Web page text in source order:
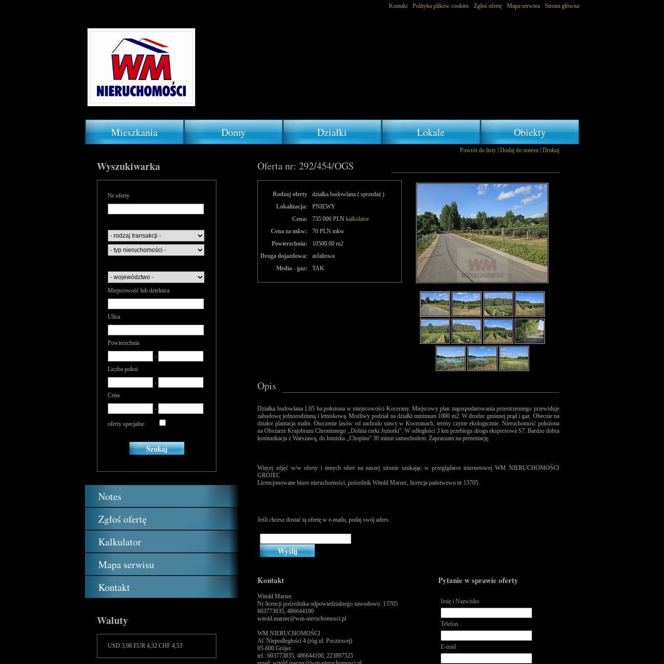
Strona główna
Mapa serwisu
Zgłoś ofertę
Polityka plików cookies
Kontakt
Mieszkania Domy Działki Lokale Obiekty
Wyszukiwarka
Nr oferty
Miejscowość lub dzielnica
Ulica
Powierzchnia
-
Liczba pokoi
-
Cena
-
oferty specjalne
Notes
Zgłoś ofertę
Kalkulator
Mapa serwisu
Kontakt
Waluty
USD 3,98 EUR 4,32 CHF 4,53
Drukuj
Dodaj do notesu
Powrót do listy
Oferta nr: 292/454/OGS
Rodzaj oferty
działka budowlana ( sprzedaż )
Lokalizacja:
PNIEWY
Cena:
735 000 PLN kalkulator
Cena za mkw:
70 PLN mkw
Powierzchnia:
10500.00 m2
Droga dojazdowa:
asfaltowa
Media - gaz:
TAK
Opis
Działka budowlana 1,05 ha położona w miejscowości Kocerany. Miejscowy plan zagospodarowania przestrzennego przewiduje
zabudowę jednorodzinną i letniskową. Możliwy podział na działki minimum 1000 m2. W drodze gminnej prąd i gaz. Obecnie na
działce plantacja malin. Otoczenie lasów od zachodu stawy w Koceranach, tereny czyste ekologicznie. Nieruchomość położona
na Obszarze Krajobrazu Chronionego ,,Dolina rzeki Jeziorki". W odległości 3 km przebiega droga ekspresowa S7. Bardzo dobra
komunikacja z Warszawą, do lotniska ,,Chopina" 30 minut samochodem. Zapraszam na prezentację.
Więcej zdjęć w/w oferty i innych ofert na naszej stronie szukając w przeglądarce internetowej WM NIERUCHOMOŚCI
GRÓJEC
Licencjonowane biuro nieruchomości, pośrednik Witold Marzec, licencja państwowa nr 13705.
Jeśli chcesz dostać tą ofertę w e-mailu, podaj swój adres.
Kontakt
Witold Marzec
Nr licencji pośrednika odpowiedzialnego zawodowo: 13705
603773835, 486644100
witold.marzec@wm-nieruchomosci.pl
WM NIERUCHOMOŚCI
Al. Niepodległości 4 (róg ul. Pocztowej)
05-600 Grójec
tel.: 603773835, 486644100, 223897525
Pytanie w sprawie oferty
Imię i Nazwisko
Telefon
E-mail